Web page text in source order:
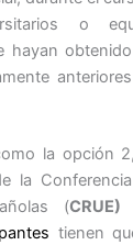
o
hayan
la opción
la
(CRUE)
tienen